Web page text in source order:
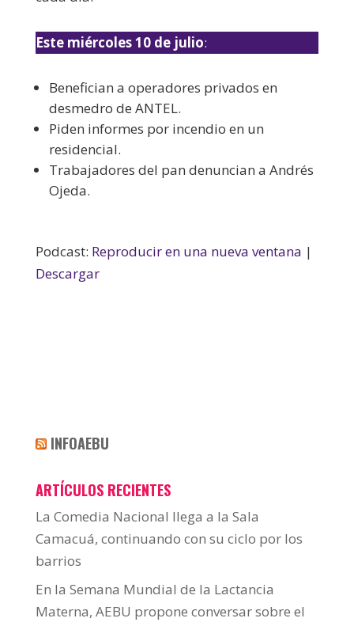
Este miércoles 10 de julio:
Benefician a operadores privados en
desmedro de ANTEL.
Piden informes por incendio en un
residencial.
Trabajadores del pan denuncian a Andrés
Ojeda.
Podcast: Reproducir en una nueva ventana |
Descargar
INFOAEBU
ARTÍCULOS RECIENTES
La Comedia Nacional llega a la Sala
Camacuá, continuando con su ciclo por los
barrios
En la Semana Mundial de la Lactancia
Materna, AEBU propone conversar sobre el